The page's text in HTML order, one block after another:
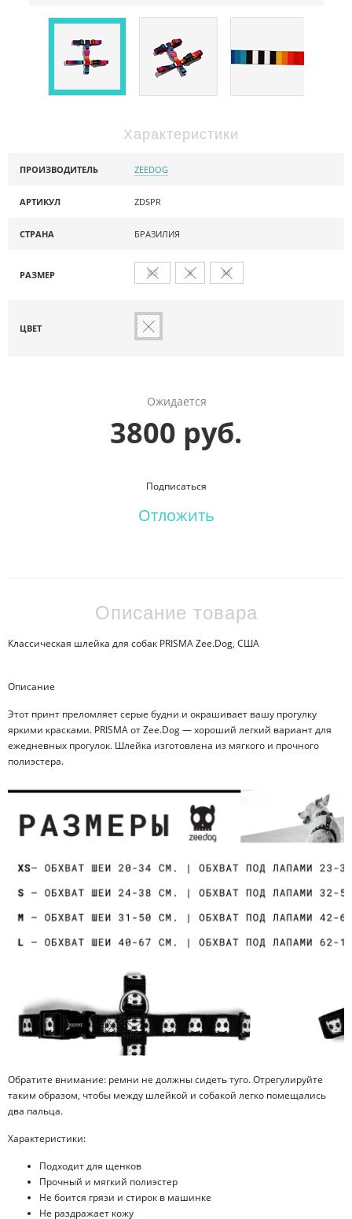
Характеристики
ПРОИЗВОДИТЕЛЬ ZEEDOG
АРТИКУЛ ZDSPR
СТРАНА БРАЗИЛИЯ
РАЗМЕР XS S M
ЦВЕТ
Ожидается
3800 руб.
Подписаться
Отложить
Описание товара
Классическая шлейка для собак PRISMA Zee.Dog, США
Описание
Этот принт преломляет серые будни и окрашивает вашу прогулку
яркими красками. PRISMA от Zee.Dog — хороший легкий вариант для
ежедневных прогулок. Шлейка изготовлена из мягкого и прочного
полиэстера.
Обратите внимание: ремни не должны сидеть туго. Отрегулируйте
таким образом, чтобы между шлейкой и собакой легко помещались
два пальца.
Характеристики:
Подходит для щенков
Прочный и мягкий полиэстер
Не боится грязи и стирок в машинке
Не раздражает кожу